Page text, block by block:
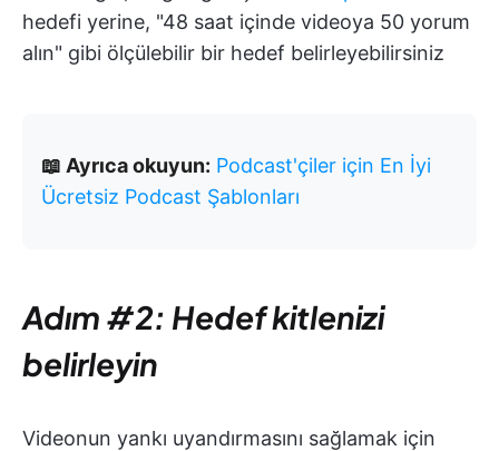
hedefi yerine, "48 saat içinde videoya 50 yorum
alın" gibi ölçülebilir bir hedef belirleyebilirsiniz
📖 Ayrıca okuyun: Podcast'çiler için En İyi
Ücretsiz Podcast Şablonları
Adım #2: Hedef kitlenizi
belirleyin
Videonun yankı uyandırmasını sağlamak için